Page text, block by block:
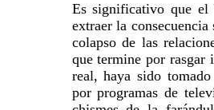
Es significativo que el
extraer la
colapso de las
que termine por rasgar
real, haya sido
por programas de